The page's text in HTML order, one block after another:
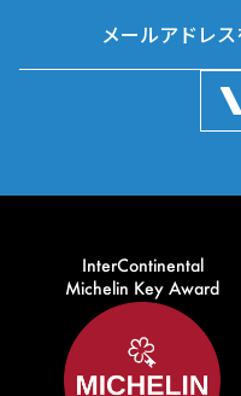
InterContinental
Michelin Key Award